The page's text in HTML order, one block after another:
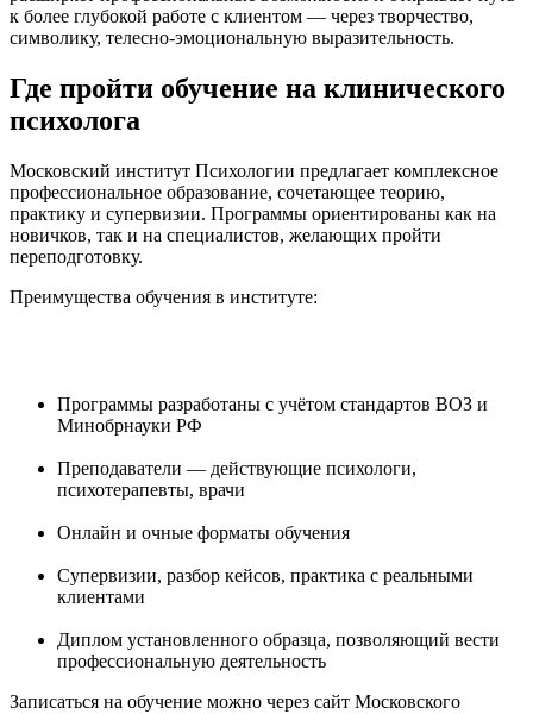
к более глубокой работе с клиентом — через творчество,
символику, телесно-эмоциональную выразительность.
Где пройти обучение на клинического
психолога
Московский институт Психологии предлагает комплексное
профессиональное образование, сочетающее теорию,
практику и супервизии. Программы ориентированы как на
новичков, так и на специалистов, желающих пройти
переподготовку.
Преимущества обучения в институте:
Программы разработаны с учётом стандартов ВОЗ и
Минобрнауки РФ
Преподаватели — действующие психологи,
психотерапевты, врачи
Онлайн и очные форматы обучения
Супервизии, разбор кейсов, практика с реальными
клиентами
Диплом установленного образца, позволяющий вести
профессиональную деятельность
Записаться на обучение можно через сайт Московского